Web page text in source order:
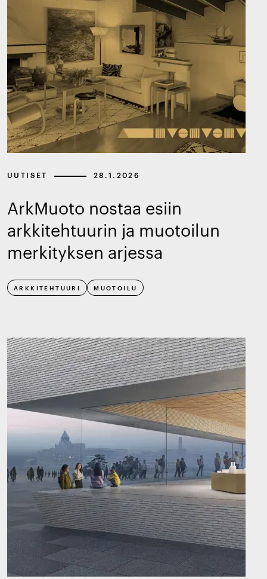
UUTISET 28.1.2026
ArkMuoto nostaa esiin
arkkitehtuurin ja muotoilun
merkityksen arjessa
ARKKITEHTUURI MUOTOILU